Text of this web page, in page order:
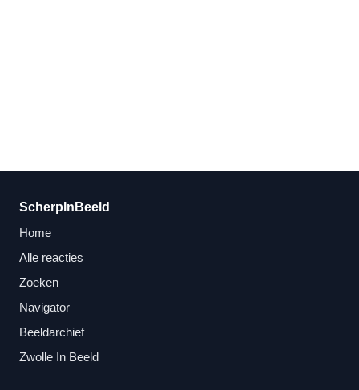
ScherpInBeeld
Home
Alle reacties
Zoeken
Navigator
Beeldarchief
Zwolle In Beeld